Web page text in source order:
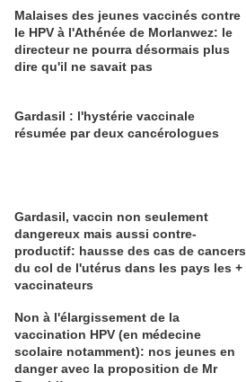
Malaises des jeunes vaccinés contre
le HPV à l'Athénée de Morlanwez: le
directeur ne pourra désormais plus
dire qu'il ne savait pas
Gardasil : l'hystérie vaccinale
résumée par deux cancérologues
Gardasil, vaccin non seulement
dangereux mais aussi contre-
productif: hausse des cas de cancers
du col de l'utérus dans les pays les +
vaccinateurs
Non à l'élargissement de la
vaccination HPV (en médecine
scolaire notamment): nos jeunes en
danger avec la proposition de Mr